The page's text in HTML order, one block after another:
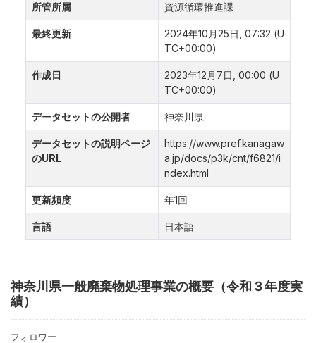
神奈川県一般廃棄物処理事業の概要（令和３年度実
績）
フォロワー
所管所属 資源循環推進課
最終更新
2024年10月25日, 07:32 (U
TC+00:00)
作成日
2023年12月7日, 00:00 (U
TC+00:00)
データセットの公開者 神奈川県
データセットの説明ページ
のURL
https://www.pref.kanagaw
a.jp/docs/p3k/cnt/f6821/i
ndex.html
更新頻度 年1回
言語 日本語